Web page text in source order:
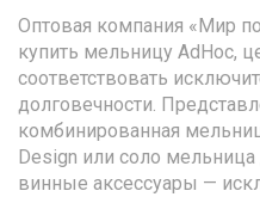
Оптовая компания «Мир
купить мельницу AdHoc,
соответствовать
долговечности.
комбинированная
Design или соло мельница
винные аксессуары —